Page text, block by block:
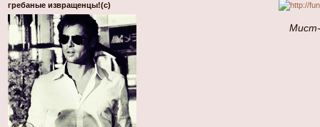
гребаные извращенцы!(с)
Мист-